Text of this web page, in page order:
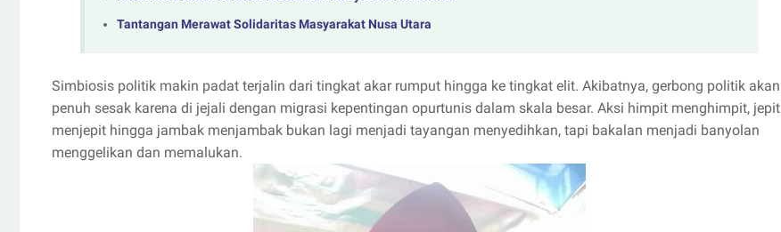
Tantangan Merawat Solidaritas Masyarakat Nusa Utara
Simbiosis politik makin padat terjalin dari tingkat akar rumput hingga ke tingkat elit. Akibatnya, gerbong politik akan
penuh sesak karena di jejali dengan migrasi kepentingan opurtunis dalam skala besar. Aksi himpit menghimpit, jepit
menjepit hingga jambak menjambak bukan lagi menjadi tayangan menyedihkan, tapi bakalan menjadi banyolan
menggelikan dan memalukan.